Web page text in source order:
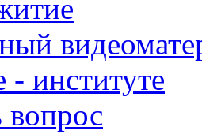
- институте
вопрос